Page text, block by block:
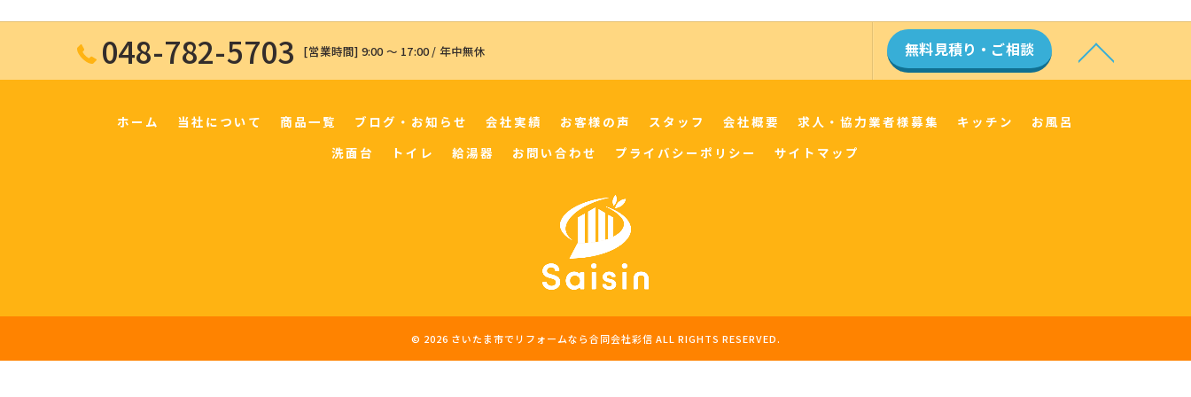
048-782-5703 [営業時間] 9:00 〜 17:00 / 年中無休 無料見積り・ご相談
ホーム 当社について 商品一覧 ブログ・お知らせ 会社実績 お客様の声 スタッフ 会社概要 求人・協力業者様募集 キッチン
お風呂
洗面台
トイレ 給湯器 お問い合わせ プライバシーポリシー サイトマップ
© 2026 さいたま市でリフォームなら合同会社彩信 ALL RIGHTS RESERVED.